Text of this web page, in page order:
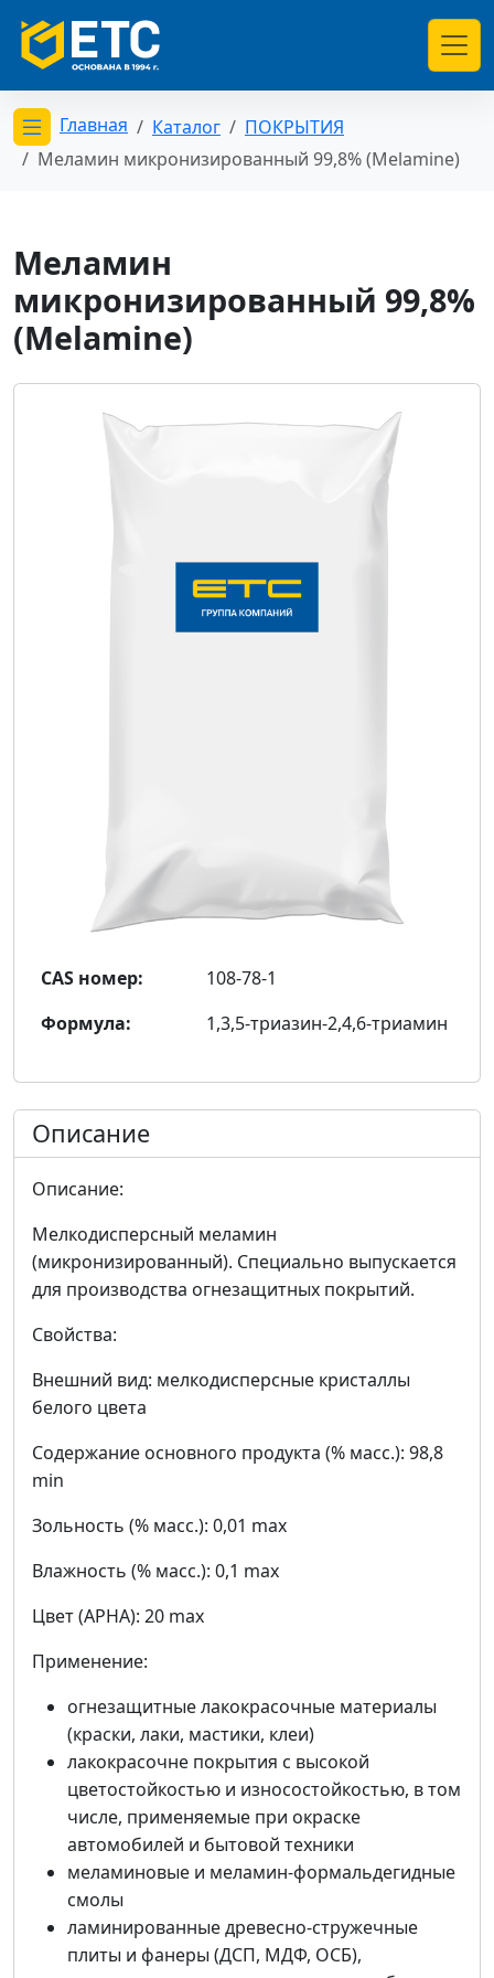
Открыть меню категорий
Главная Каталог
ПОКРЫТИЯ
Меламин микронизированный 99,8% (Melamine)
Меламин
микронизированный 99,8%
(Melamine)
CAS номер:
108-78-1
Формула:
1,3,5-триазин-2,4,6-триамин
Описание
Описание:
Мелкодисперсный меламин
(микронизированный). Специально выпускается
для производства огнезащитных покрытий.
Свойства:
Внешний вид: мелкодисперсные кристаллы
белого цвета
Содержание основного продукта (% масс.): 98,8
min
Зольность (% масс.): 0,01 max
Влажность (% масс.): 0,1 max
Цвет (APHA): 20 max
Применение:
огнезащитные лакокрасочные материалы
(краски, лаки, мастики, клеи)
лакокрасочне покрытия с высокой
цветостойкостью и износостойкостью, в том
числе, применяемые при окраске
автомобилей и бытовой техники
меламиновые и меламин-формальдегидные
смолы
ламинированные древесно-стружечные
плиты и фанеры (ДСП, МДФ, ОСБ),